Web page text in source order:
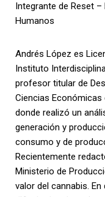
Integrante de Reset
Humanos
Andrés López es
Instituto
profesor titular de
Ciencias Económicas
donde realizó un
generación y
consumo y de
Recientemente
Ministerio de
valor del cannabis.